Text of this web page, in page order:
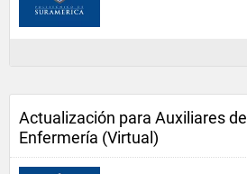
Actualización para Auxiliares de
Enfermería (Virtual)